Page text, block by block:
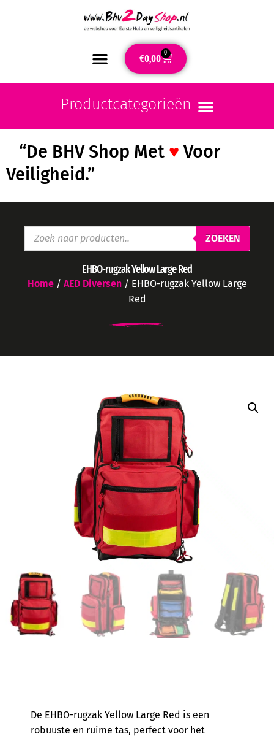
€0,00 0
“De BHV Shop Met ♥ Voor
Veiligheid.”
ZOEKEN
EHBO-rugzak Yellow Large Red
Home/ AED Diversen/ EHBO-rugzak Yellow Large
Red
De EHBO-rugzak Yellow Large Red is een
robuuste en ruime tas, perfect voor het